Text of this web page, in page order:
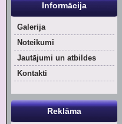
Informācija
Galerija
Noteikumi
Jautājumi un atbildes
Kontakti
Reklāma